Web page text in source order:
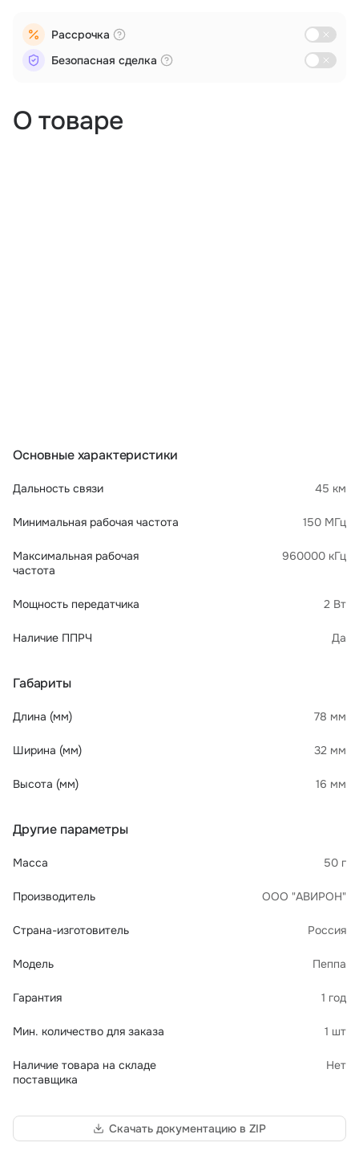
О товаре
Основные характеристики
Дальность связи 45 км
Минимальная рабочая частота 150 МГц
Максимальная рабочая
частота
960000 кГц
Мощность передатчика 2 Вт
Наличие ППРЧ Да
Габариты
Длина (мм) 78 мм
Ширина (мм) 32 мм
Высота (мм) 16 мм
Другие параметры
Масса 50 г
Производитель ООО "АВИРОН"
Страна-изготовитель Россия
Модель Пеппа
Гарантия 1 год
Мин. количество для заказа 1 шт
Наличие товара на складе
поставщика
Нет
Скачать документацию в ZIP
Рассрочка
Безопасная сделка